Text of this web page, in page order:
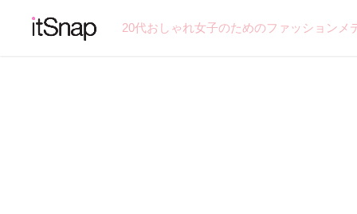
20代おしゃれ女子のためのファッション